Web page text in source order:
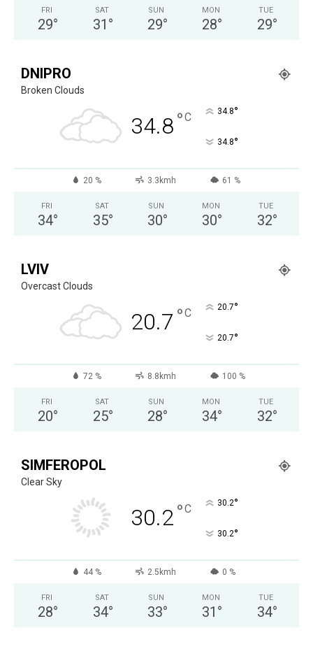
FRI
29°
SAT
31 °
SUN
29°
MON
28°
TUE
29°
DNIPRO
Broken Clouds
34.8°C 34.8°
34.8°
20 % 3.3kmh 61 %
FRI
34°
SAT
35°
SUN
30°
MON
30°
TUE
32°
LVIV
Overcast Clouds
20.7 °C 20.7°
20.7°
72 % 8.8kmh 100 %
FRI
20°
SAT
25°
SUN
28°
MON
34°
TUE
32°
SIMFEROPOL
Clear Sky
30.2°C 30.2°
30.2°
44 % 2.5kmh 0 %
FRI
28°
SAT
34°
SUN
33°
MON
31 °
TUE
34°